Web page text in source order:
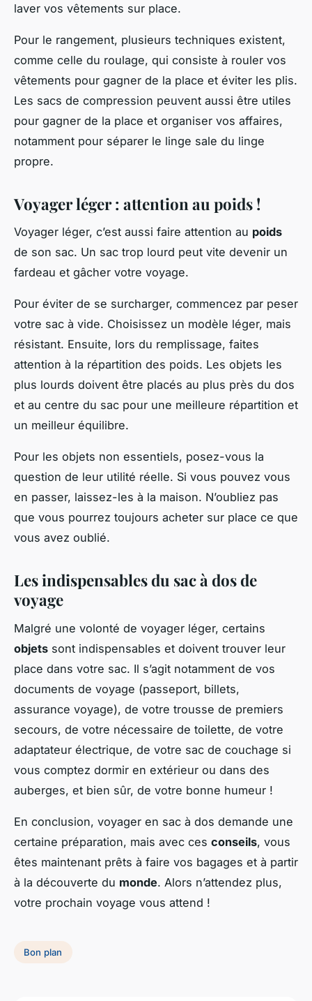
laver vos vêtements sur place.
Pour le rangement, plusieurs techniques existent,
comme celle du roulage, qui consiste à rouler vos
vêtements pour gagner de la place et éviter les plis.
Les sacs de compression peuvent aussi être utiles
pour gagner de la place et organiser vos affaires,
notamment pour séparer le linge sale du linge
propre.
Voyager léger : attention au poids !
Voyager léger, c’est aussi faire attention au poids
de son sac. Un sac trop lourd peut vite devenir un
fardeau et gâcher votre voyage.
Pour éviter de se surcharger, commencez par peser
votre sac à vide. Choisissez un modèle léger, mais
résistant. Ensuite, lors du remplissage, faites
attention à la répartition des poids. Les objets les
plus lourds doivent être placés au plus près du dos
et au centre du sac pour une meilleure répartition et
un meilleur équilibre.
Pour les objets non essentiels, posez-vous la
question de leur utilité réelle. Si vous pouvez vous
en passer, laissez-les à la maison. N’oubliez pas
que vous pourrez toujours acheter sur place ce que
vous avez oublié.
Les indispensables du sac à dos de
voyage
Malgré une volonté de voyager léger, certains
objets sont indispensables et doivent trouver leur
place dans votre sac. Il s’agit notamment de vos
documents de voyage (passeport, billets,
assurance voyage), de votre trousse de premiers
secours, de votre nécessaire de toilette, de votre
adaptateur électrique, de votre sac de couchage si
vous comptez dormir en extérieur ou dans des
auberges, et bien sûr, de votre bonne humeur !
En conclusion, voyager en sac à dos demande une
certaine préparation, mais avec ces conseils, vous
êtes maintenant prêts à faire vos bagages et à partir
à la découverte du monde. Alors n’attendez plus,
votre prochain voyage vous attend !
Bon plan